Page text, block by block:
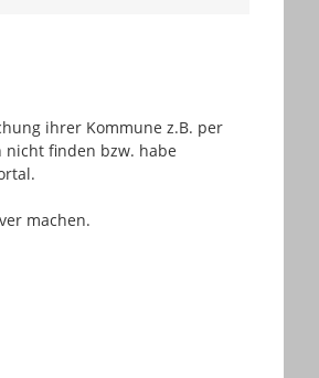
ihrer Kommune z.B. per
finden bzw. habe
machen.